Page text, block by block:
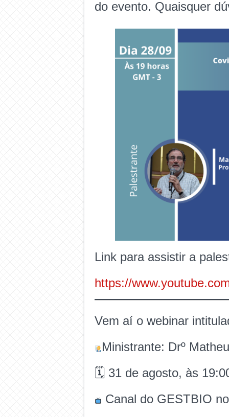
do evento. Quaisquer
Link para assistir a
https://
Vem aí o webinar
Ministrante: Drº
🗓 31 de agosto, às
Canal do GESTBIO